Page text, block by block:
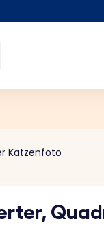
Katzenfoto